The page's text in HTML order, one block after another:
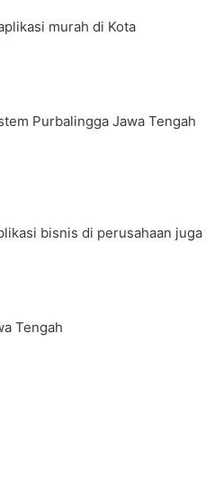
murah di Kota
Purbalingga Jawa Tengah
bisnis di perusahaan juga
Tengah